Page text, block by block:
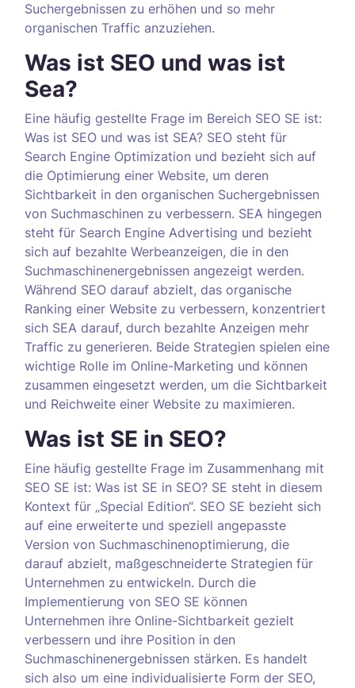
Suchergebnissen zu erhöhen und so mehr
organischen Traffic anzuziehen.
Was ist SEO und was ist
Sea?
Eine häufig gestellte Frage im Bereich SEO SE ist:
Was ist SEO und was ist SEA? SEO steht für
Search Engine Optimization und bezieht sich auf
die Optimierung einer Website, um deren
Sichtbarkeit in den organischen Suchergebnissen
von Suchmaschinen zu verbessern. SEA hingegen
steht für Search Engine Advertising und bezieht
sich auf bezahlte Werbeanzeigen, die in den
Suchmaschinenergebnissen angezeigt werden.
Während SEO darauf abzielt, das organische
Ranking einer Website zu verbessern, konzentriert
sich SEA darauf, durch bezahlte Anzeigen mehr
Traffic zu generieren. Beide Strategien spielen eine
wichtige Rolle im Online-Marketing und können
zusammen eingesetzt werden, um die Sichtbarkeit
und Reichweite einer Website zu maximieren.
Was ist SE in SEO?
Eine häufig gestellte Frage im Zusammenhang mit
SEO SE ist: Was ist SE in SEO? SE steht in diesem
Kontext für „Special Edition“. SEO SE bezieht sich
auf eine erweiterte und speziell angepasste
Version von Suchmaschinenoptimierung, die
darauf abzielt, maßgeschneiderte Strategien für
Unternehmen zu entwickeln. Durch die
Implementierung von SEO SE können
Unternehmen ihre Online-Sichtbarkeit gezielt
verbessern und ihre Position in den
Suchmaschinenergebnissen stärken. Es handelt
sich also um eine individualisierte Form der SEO,